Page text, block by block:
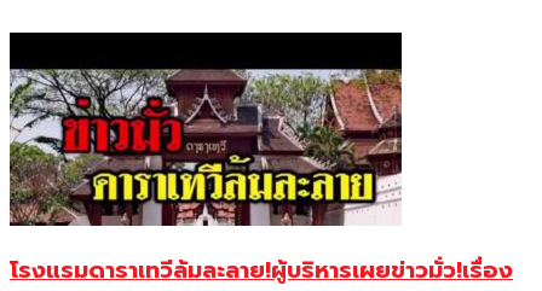
โรงแรมดาราเทวีล้มละลาย!ผู้บริหารเผยข่าวมั่ว!เรื่อง